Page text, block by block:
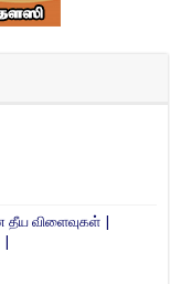
விளைவுகள் |